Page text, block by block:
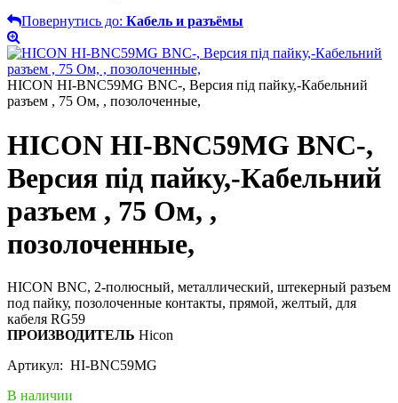
Повернутись до: Кабель и разъёмы
HICON HI-BNC59MG BNC-, Версия під пайку,-Кабельний
разъем , 75 Ом, , позолоченные,
HICON HI-BNC59MG BNC-,
Версия під пайку,-Кабельний
разъем , 75 Ом, ,
позолоченные,
HICON BNC, 2-полюсный, металлический, штекерный разъем
под пайку, позолоченные контакты, прямой, желтый, для
кабеля RG59
ПРОИЗВОДИТЕЛЬ Hicon
Артикул: HI-BNC59MG
В наличии